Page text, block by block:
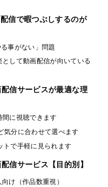
信で暇つぶしするのが
事がない」問題
して動画配信が向いている
信サービスが最適な理
に視聴できます
気分に合わせて選べます
トで手軽に見られます
信サービス【目的別】
け（作品数重視）